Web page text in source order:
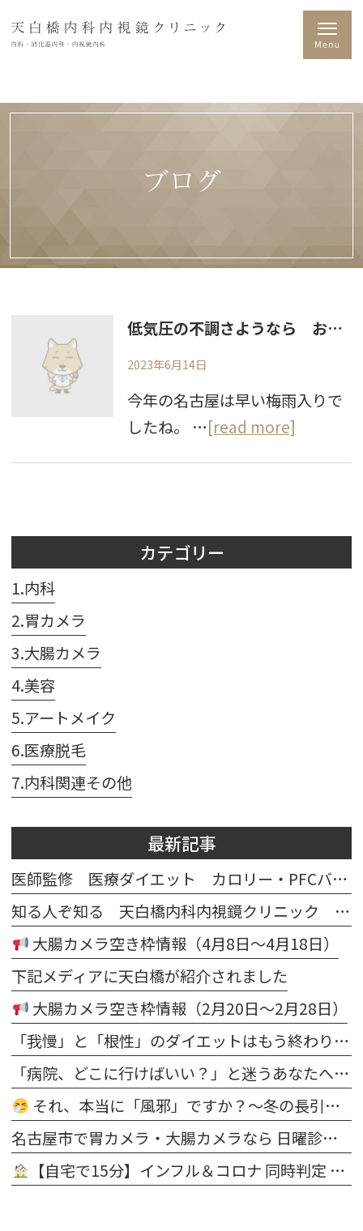
ブログ
低気圧の不調さようなら お疲れの皆様へ、高圧酸素ルーム導入します！疲労回復の点滴・注射も一緒に打てます。
2023年6月14日
今年の名古屋は早い梅雨入りで
したね。 …[read more]
カテゴリー
1.内科
2.胃カメラ
3.大腸カメラ
4.美容
5.アートメイク
6.医療脱毛
7.内科関連その他
最新記事
医師監修 医療ダイエット カロリー・PFCバランス計算シート
知る人ぞ知る 天白橋内科内視鏡クリニック マスコット テンパクノダギツネ イラスト
大腸カメラ空き枠情報（4月8日～4月18日）
下記メディアに天白橋が紹介されました
大腸カメラ空き枠情報（2月20日～2月28日）
「我慢」と「根性」のダイエットはもう終わり。医師が寄り添う“科学的な減量”で、理想の自分を今度こそ手に入れる
「病院、どこに行けばいい？」と迷うあなたへ。内科・発熱からダイエット・脱毛まで“まとめて相談できる”新しいクリニックのカタチ
それ、本当に「風邪」ですか？〜冬の長引く鼻・のどの不調は“隠れ花粉症”かもしれません〜
名古屋市で胃カメラ・大腸カメラなら 日曜診療・鎮静検査対応｜天白橋内科内視鏡クリニック
【自宅で15分】インフル＆コロナ 同時判定 医療用抗原キット 販売開始 ＠天白橋内科内視鏡クリニック